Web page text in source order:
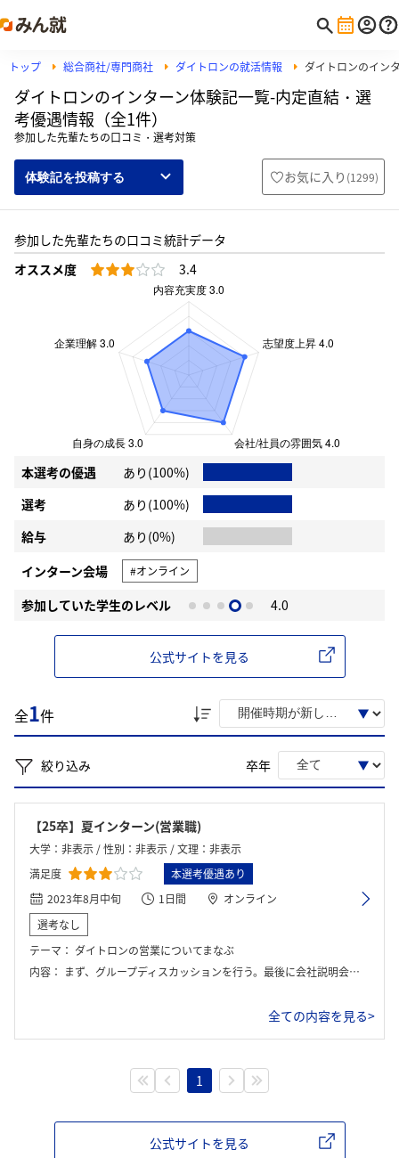
トップ 総合商社/専門商社 ダイトロンの就活情報 ダイトロンのイン
ダイトロンのインターン体験記一覧-内定直結・選
考優遇情報（全1件）
参加した先輩たちの口コミ・選考対策
体験記を投稿する お気に入り (1299)
参加した先輩たちの口コミ統計データ
オススメ度
3.4
本選考の優遇
あり(100%)
選考
あり(100%)
給与
あり(0%)
インターン会場
#オンライン
参加していた学生のレベル 4.0
公式サイトを見る
全1件
絞り込み 卒年
【25卒】夏インターン(営業職)
大学：非表示 / 性別：非表示 / 文理：非表示
満足度
本選考優遇あり
2023年8月中旬
1日間
オンライン
選考なし
テーマ： ダイトロンの営業についてまなぶ
内容： まず、グループディスカッションを行う。最後に会社説明会や座談会がありました。
全ての内容を見る>
1
公式サイトを見る